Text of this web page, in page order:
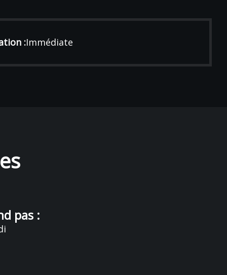
:Immédiate
pas :